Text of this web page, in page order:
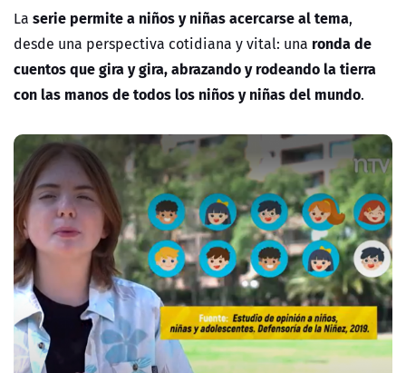
La serie permite a niños y niñas acercarse al tema,
desde una perspectiva cotidiana y vital: una ronda de
cuentos que gira y gira, abrazando y rodeando la tierra
con las manos de todos los niños y niñas del mundo.